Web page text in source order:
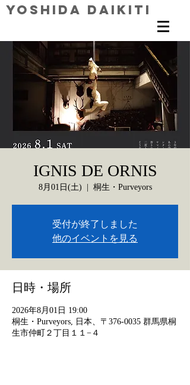
Yoshida Daikiti
IGNIS DE ORNIS
8月01日(土) 桐生・Purveyors
受付が終了しました
他のイベントを見る
日時・場所
2026年8月01日 19:00
桐生・Purveyors, 日本、〒376-0035 群馬県桐
生市仲町２丁目１１−４